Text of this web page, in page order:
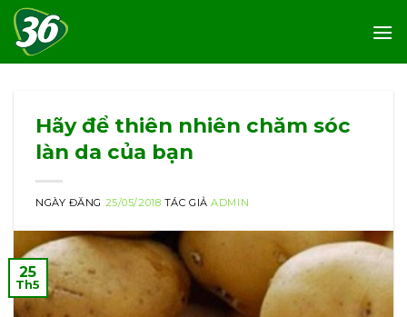
Skip
to
content
Hãy để thiên nhiên chăm sóc
làn da của bạn
NGÀY ĐĂNG 25/05/2018 TÁC GIẢADMIN
25
Th5